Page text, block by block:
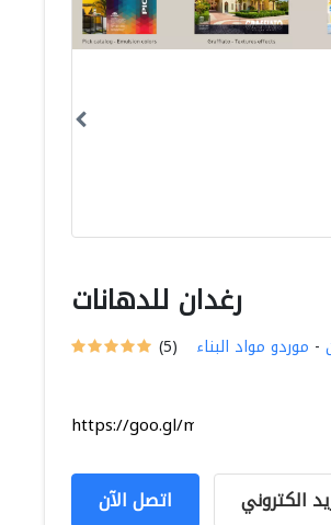
رغدان للدهانات
(5) - موردو مواد البناء
https://goo.gl/maps/
اتصل الآن الكتروني